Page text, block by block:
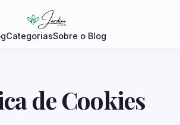
CategoriasSobre o Blog
de Cookies